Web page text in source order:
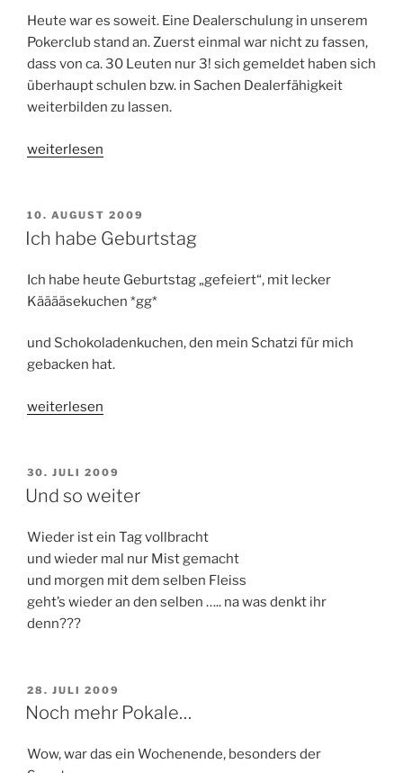
Heute war es soweit. Eine Dealerschulung in unserem
Pokerclub stand an. Zuerst einmal war nicht zu fassen,
dass von ca. 30 Leuten nur 3! sich gemeldet haben sich
überhaupt schulen bzw. in Sachen Dealerfähigkeit
weiterbilden zu lassen.
„Dealerschulung
stelle
ich
Privatunterricht
vor“
weiterlesen
VERÖFFENTLICHT
AM
10. AUGUST 2009
Ich habe Geburtstag
Ich habe heute Geburtstag „gefeiert“, mit lecker
Kääääsekuchen *gg*
und Schokoladenkuchen, den mein Schatzi für mich
gebacken hat.
„Ich
weiterlesen
VERÖFFENTLICHT
AM
30. JULI 2009
Und so weiter
Wieder ist ein Tag vollbracht
und wieder mal nur Mist gemacht
und morgen mit dem selben Fleiss
geht’s wieder an den selben ….. na was denkt ihr
denn???
VERÖFFENTLICHT
AM
28. JULI 2009
Noch mehr Pokale…
Wow, war das ein Wochenende, besonders der